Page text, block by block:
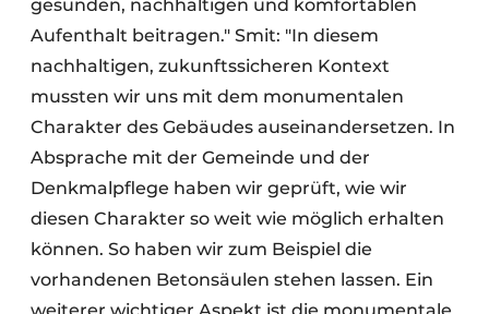
gesunden, nachhaltigen und komfortablen
Aufenthalt beitragen." Smit: "In diesem
nachhaltigen, zukunftssicheren Kontext
mussten wir uns mit dem monumentalen
Charakter des Gebäudes auseinandersetzen. In
Absprache mit der Gemeinde und der
Denkmalpflege haben wir geprüft, wie wir
diesen Charakter so weit wie möglich erhalten
können. So haben wir zum Beispiel die
vorhandenen Betonsäulen stehen lassen. Ein